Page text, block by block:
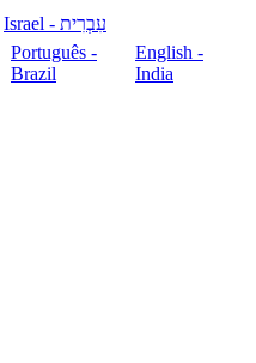
עִבְרִית - Israel
Português -
Brazil
English -
India